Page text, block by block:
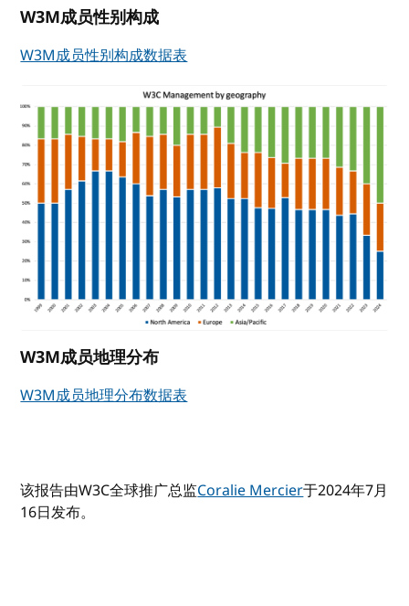
W3M成员性别构成
W3M成员性别构成数据表
W3M成员地理分布
W3M成员地理分布数据表
该报告由W3C全球推广总监Coralie Mercier于2024年7月
16日发布。